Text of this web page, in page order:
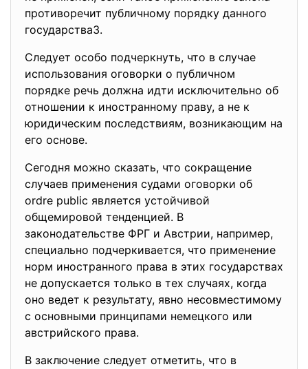
противоречит публичному порядку данного
государства3.
Следует особо подчеркнуть, что в случае
использования оговорки о публичном
порядке речь должна идти исключительно об
отношении к иностранному праву, а не к
юридическим последствиям, возникающим на
его основе.
Сегодня можно сказать, что сокращение
случаев применения судами оговорки об
ordre public является устойчивой
общемировой тенденцией. В
законодательстве ФРГ и Австрии, например,
специально подчеркивается, что применение
норм иностранного права в этих государствах
не допускается только в тех случаях, когда
оно ведет к результату, явно несовместимому
с основными принципами немецкого или
австрийского права.
В заключение следует отметить, что в